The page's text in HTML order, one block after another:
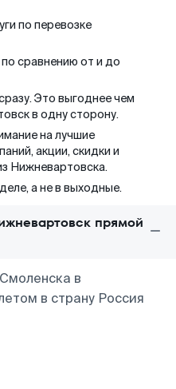
по перевозке
сравнению от и до
Это выгоднее чем
в одну сторону.
на лучшие
акции, скидки и
Нижневартовска.
а не в выходные.
прямой
в
в страну Россия